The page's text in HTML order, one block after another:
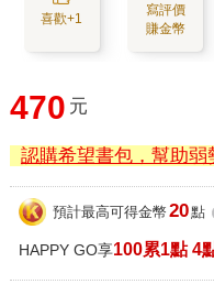
喜歡+1
寫評價
賺金幣
470 元
認購希望書包，幫助弱
預計最高可得金幣 20點
HAPPY GO享100累1點 4